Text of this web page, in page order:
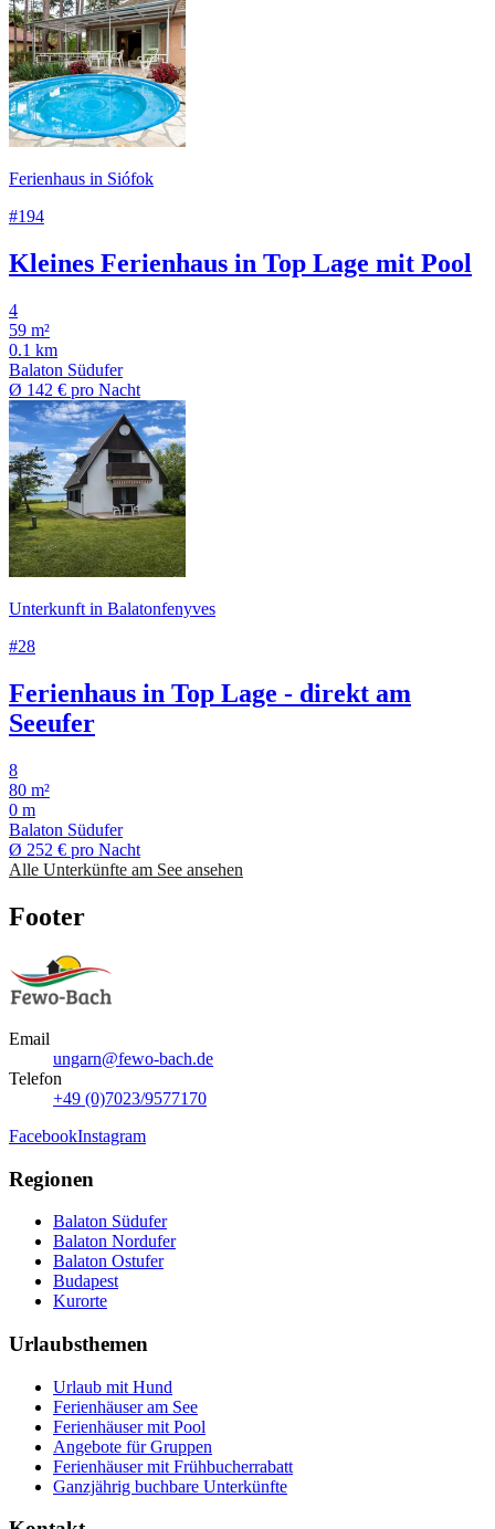
Ferienhaus in Siófok
#194
Kleines Ferienhaus in Top Lage mit Pool
4
59 m²
0.1 km
Balaton Südufer
Ø 142 € pro Nacht
Unterkunft in Balatonfenyves
#28
Ferienhaus in Top Lage - direkt am
Seeufer
8
80 m²
0 m
Balaton Südufer
Ø 252 € pro Nacht
Alle Unterkünfte am See ansehen
Footer
Email
ungarn@fewo-bach.de
Telefon
+49 (0)7023/9577170
FacebookInstagram
Regionen
Balaton Südufer
Balaton Nordufer
Balaton Ostufer
Budapest
Kurorte
Urlaubsthemen
Urlaub mit Hund
Ferienhäuser am See
Ferienhäuser mit Pool
Angebote für Gruppen
Ferienhäuser mit Frühbucherrabatt
Ganzjährig buchbare Unterkünfte